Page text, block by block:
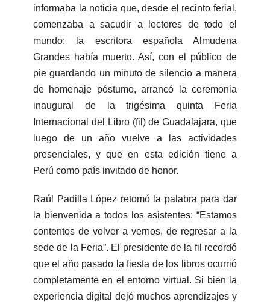
informaba la noticia que, desde el recinto ferial,
comenzaba a sacudir a lectores de todo el
mundo: la escritora española Almudena
Grandes había muerto. Así, con el público de
pie guardando un minuto de silencio a manera
de homenaje póstumo, arrancó la ceremonia
inaugural de la trigésima quinta Feria
Internacional del Libro (fil) de Guadalajara, que
luego de un año vuelve a las actividades
presenciales, y que en esta edición tiene a
Perú como país invitado de honor.
Raúl Padilla López retomó la palabra para dar
la bienvenida a todos los asistentes: “Estamos
contentos de volver a vernos, de regresar a la
sede de la Feria”. El presidente de la fil recordó
que el año pasado la fiesta de los libros ocurrió
completamente en el entorno virtual. Si bien la
experiencia digital dejó muchos aprendizajes y